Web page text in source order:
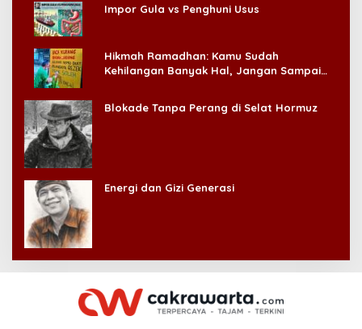
Impor Gula vs Penghuni Usus
Hikmah Ramadhan: Kamu Sudah
Kehilangan Banyak Hal, Jangan Sampai
Blokade Tanpa Perang di Selat Hormuz
Energi dan Gizi Generasi